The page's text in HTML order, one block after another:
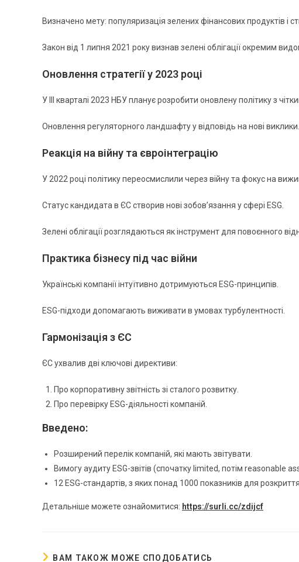
Визначено мету: популяризація зелених фінансових продуктів і
Закон від 1 липня 2021 року визнав зелені облігації окремим
Оновлення стратегії у 2023 році
У III кварталі 2023 НБУ планує розробити оновлену політику з
Оновлення регуляторного ландшафту у відповідь на нові виклики.
Реакція на війну та євроінтеграцію
У 2022 році політику переосмислили через війну та фокус на
Статус кандидата в ЄС створив нові зобов’язання у сфері ESG.
Зелені облігації розглядаються як інструмент для повоєнного
Практика бізнесу під час війни
Українські компанії інтуїтивно дотримуються ESG-принципів.
ESG-підходи допомагають виживати в умовах турбулентності.
Гармонізація з ЄС
ЄС ухвалив дві ключові директиви:
Про корпоративну звітність зі сталого розвитку.
Про перевірку ESG-діяльності компаній.
Введено:
Розширений перелік компаній, які мають звітувати.
Вимогу аудиту ESG-звітів (спочатку limited, потім reasonable
12 ESG-стандартів, з яких понад 1000 показників для
Детальніше можете ознайомитися: https://surli.cc/zdijcf
ВАМ ТАКОЖ МОЖЕ СПОДОБАТИСЬ